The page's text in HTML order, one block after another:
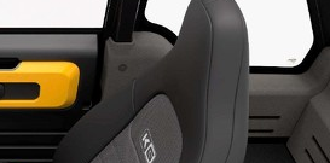
知財マネジメント
海外生産
グローバル設計・開発
制御セキュリティ